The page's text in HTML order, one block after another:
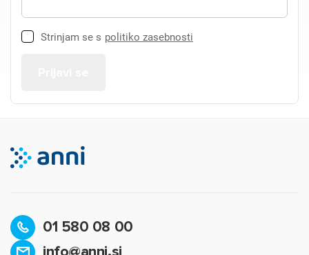
Strinjam se s politiko zasebnosti
01 580 08 00